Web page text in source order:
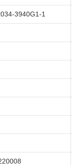
3940G1-1